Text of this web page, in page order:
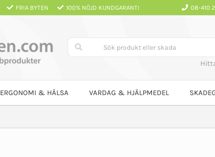
FRIA BYTEN 100% NÖJD KUNDGARANTI 08-410
ERGONOMI & HÄLSA VARDAG & HJÄLPMEDEL